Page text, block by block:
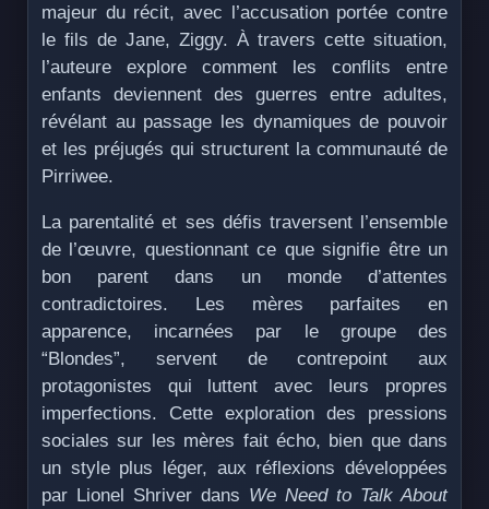
majeur du récit, avec l’accusation portée contre
le fils de Jane, Ziggy. À travers cette situation,
l’auteure explore comment les conflits entre
enfants deviennent des guerres entre adultes,
révélant au passage les dynamiques de pouvoir
et les préjugés qui structurent la communauté de
Pirriwee.
La parentalité et ses défis traversent l’ensemble
de l’œuvre, questionnant ce que signifie être un
bon parent dans un monde d’attentes
contradictoires. Les mères parfaites en
apparence, incarnées par le groupe des
“Blondes”, servent de contrepoint aux
protagonistes qui luttent avec leurs propres
imperfections. Cette exploration des pressions
sociales sur les mères fait écho, bien que dans
un style plus léger, aux réflexions développées
par Lionel Shriver dans We Need to Talk About